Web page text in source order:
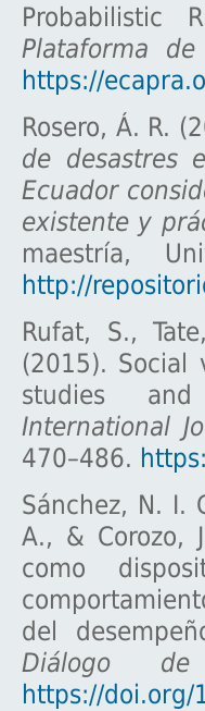
Probabilistic
Plataforma
https://
Rosero, Á. R.
de desastres
Ecuador
existente y
maestría,
http://
Rufat, S.,
(2015). Social
studies
International
470–486.
Sánchez, N. I.
A., & Corozo,
como
del
Diálogo
https://